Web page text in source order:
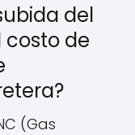
del
costo de
(Gas